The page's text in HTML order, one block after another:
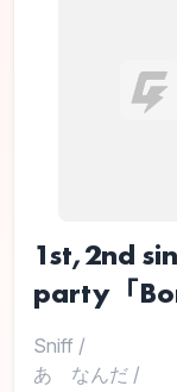
1st,2nd
party「
Sniff /
あゝなんだ /